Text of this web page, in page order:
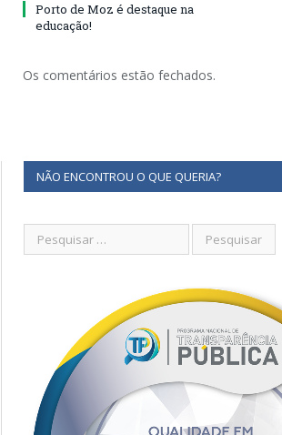
Porto de Moz é destaque na
educação!
Os comentários estão fechados.
NÃO ENCONTROU O QUE QUERIA?